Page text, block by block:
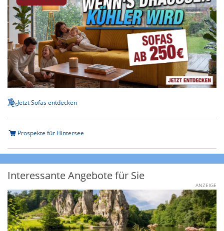
Jetzt Sofas entdecken
Prospekte für Hintersee
Interessante Angebote für Sie
ANZEIGE